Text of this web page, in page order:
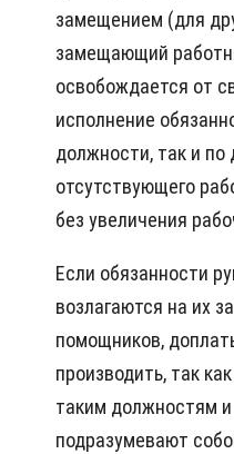
замещением (для
замещающий
освобождается от
исполнение
должности, так и по
отсутствующего
без увеличения
Если обязанности
возлагаются на их
помощников,
производить, так
таким должностям и
подразумевают